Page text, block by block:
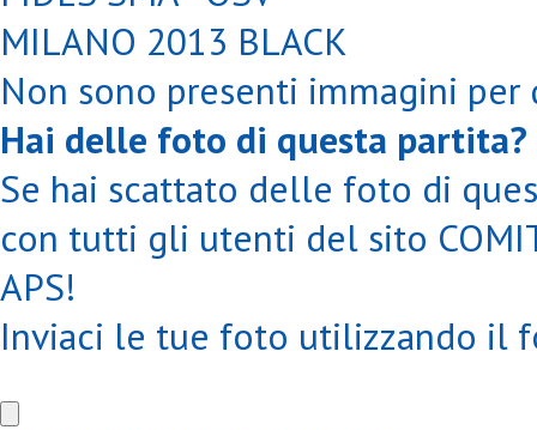
Non sono presenti immagini per
Hai delle foto di questa partita?
Se hai scattato delle foto di
con tutti gli utenti del sito
APS!
Inviaci le tue foto utilizzando il